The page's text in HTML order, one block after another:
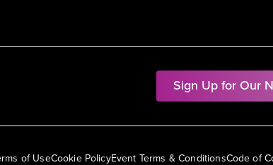
Sign Up for Our
of UseCookie PolicyEvent Terms & ConditionsCode of